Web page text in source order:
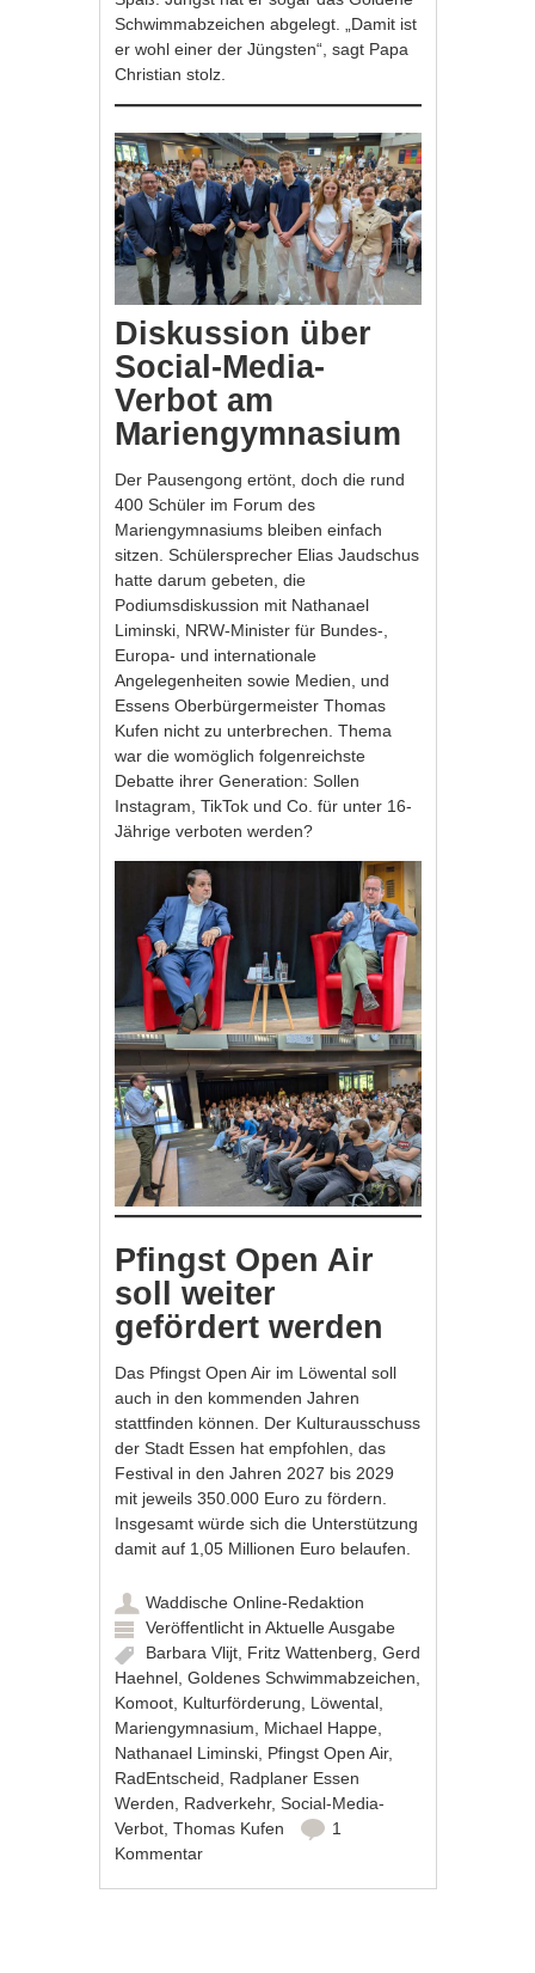
Schwimmabzeichen abgelegt. „Damit ist
er wohl einer der Jüngsten“, sagt Papa
Christian stolz.
Diskussion über
Social-Media-
Verbot am
Mariengymnasium
Der Pausengong ertönt, doch die rund
400 Schüler im Forum des
Mariengymnasiums bleiben einfach
sitzen. Schülersprecher Elias Jaudschus
hatte darum gebeten, die
Podiumsdiskussion mit Nathanael
Liminski, NRW-Minister für Bundes-,
Europa- und internationale
Angelegenheiten sowie Medien, und
Essens Oberbürgermeister Thomas
Kufen nicht zu unterbrechen. Thema
war die womöglich folgenreichste
Debatte ihrer Generation: Sollen
Instagram, TikTok und Co. für unter 16-
Jährige verboten werden?
Pfingst Open Air
soll weiter
gefördert werden
Das Pfingst Open Air im Löwental soll
auch in den kommenden Jahren
stattfinden können. Der Kulturausschuss
der Stadt Essen hat empfohlen, das
Festival in den Jahren 2027 bis 2029
mit jeweils 350.000 Euro zu fördern.
Insgesamt würde sich die Unterstützung
damit auf 1,05 Millionen Euro belaufen.
Waddische Online-Redaktion
Veröffentlicht inAktuelle Ausgabe
Barbara Vlijt Fritz Wattenberg ,Gerd
Haehnel ,Goldenes Schwimmabzeichen
Komoot Kulturförderung Löwental
Mariengymnasium
Michael Happe
Nathanael Liminski Pfingst Open Air,
RadEntscheid
Radplaner Essen
Werden
Radverkehr,Social-Media-
Verbot ,Thomas Kufen
1
Kommentar